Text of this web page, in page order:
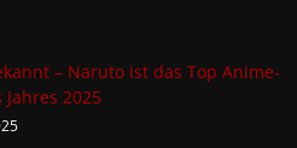
– Naruto ist das Top Anime-
2025